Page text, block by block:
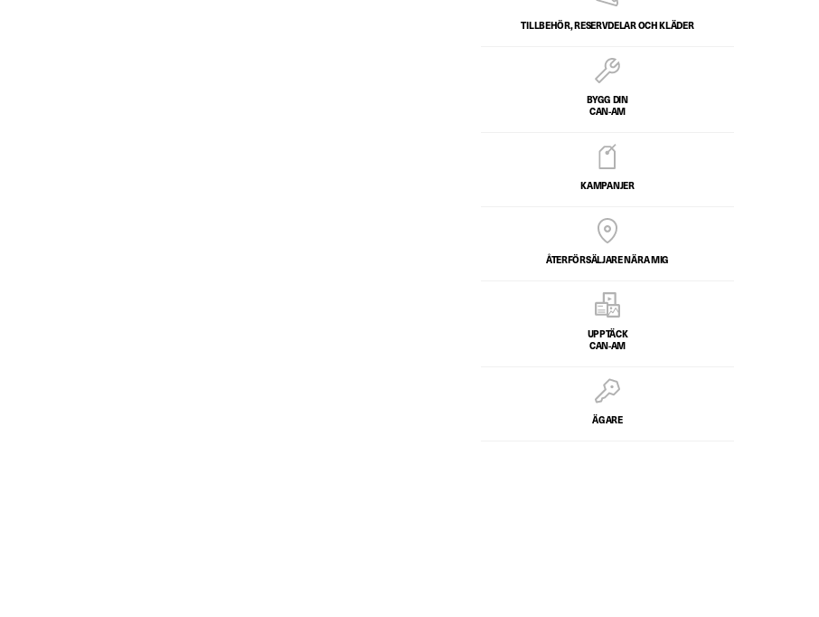
TILLBEHÖR, RESERVDELAR OCH KLÄDER
BYGG DIN
CAN-AM
KAMPANJER
ÅTERFÖRSÄLJARE NÄRA MIG
UPPTÄCK
CAN-AM
ÄGARE